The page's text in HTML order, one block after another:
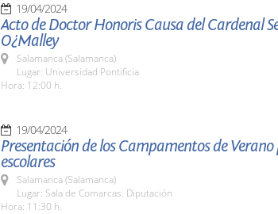
19/04/2024
Acto de Doctor Honoris Causa del Cardenal
O¿Malley
Salamanca (Salamanca)
Lugar: Universidad Pontificia
Hora: 12:00 h.
19/04/2024
Presentación de los Campamentos de
escolares
Salamanca (Salamanca)
Lugar: Sala de Comarcas. Diputación
Hora: 11:30 h.